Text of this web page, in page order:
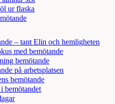
ur flaska
– tant Elin och hemligheten
med bemötande
bemötande
på arbetsplatsen
bemötande
bemötandet